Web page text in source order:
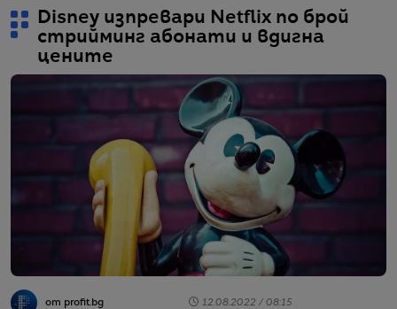
Disney изпревари Netflix по брой
стрийминг абонати и вдигна
цените
от profit.bg 12.08.2022 / 08:15